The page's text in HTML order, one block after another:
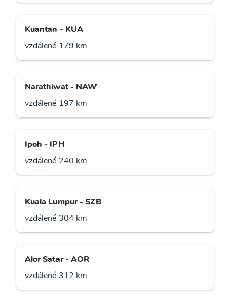
Kuantan - KUA
vzdálené 179 km
Narathiwat - NAW
vzdálené 197 km
Ipoh - IPH
vzdálené 240 km
Kuala Lumpur - SZB
vzdálené 304 km
Alor Satar - AOR
vzdálené 312 km